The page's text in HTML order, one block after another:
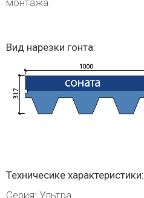
монтажа.
Вид нарезки гонта:
Техничесике характеристики:
Серия: Ультра